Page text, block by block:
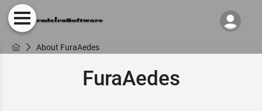
About FuraAedes
FuraAedes